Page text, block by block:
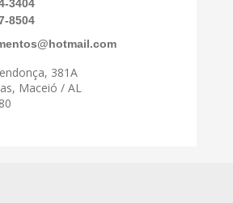
3404
8504
381A
Maceió / AL